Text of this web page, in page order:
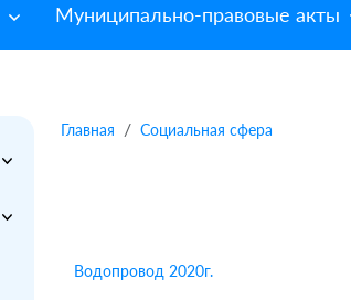
Муниципально-правовые акты
Главная Социальная сфера
Водопровод 2020г.